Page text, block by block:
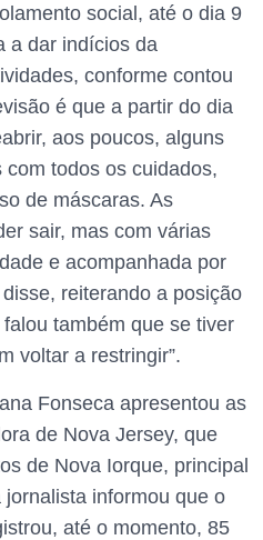
social, até o dia 9
a dar indícios da
conforme contou
é que a partir do dia
aos poucos, alguns
todos os cuidados,
de máscaras. As
sair, mas com várias
e acompanhada por
reiterando a posição
também que se tiver
voltar a restringir”.
Fonseca apresentou as
de Nova Jersey, que
de Nova Iorque, principal
informou que o
até o momento, 85